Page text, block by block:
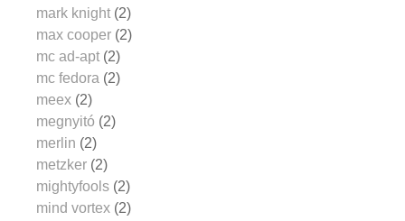
mark knight (2)
max cooper (2)
mc ad-apt (2)
mc fedora (2)
meex (2)
megnyitó (2)
merlin (2)
metzker (2)
mightyfools (2)
mind vortex (2)